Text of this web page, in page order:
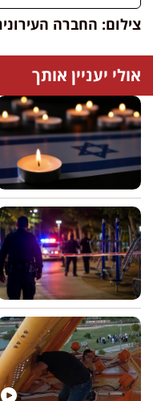
צילום: החברה
אולי יעניין אותך